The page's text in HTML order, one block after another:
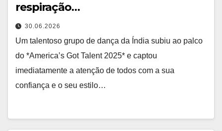
respiração…
30.06.2026
Um talentoso grupo de dança da Índia subiu ao palco
do *America’s Got Talent 2025* e captou
imediatamente a atenção de todos com a sua
confiança e o seu estilo…